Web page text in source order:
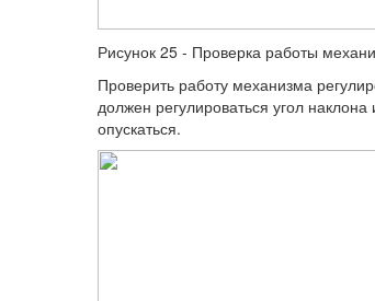
Рисунок 25 - Проверка работы
Проверить работу механизма
должен регулироваться угол
опускаться.